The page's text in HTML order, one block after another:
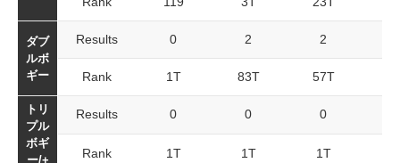
ダブ
ルボ
ギー
Results 0 2 2
Rank 1T 83T 57T
トリ
プル
ボギ
ー/+
Results 0 0 0
Rank 1T 1T 1T